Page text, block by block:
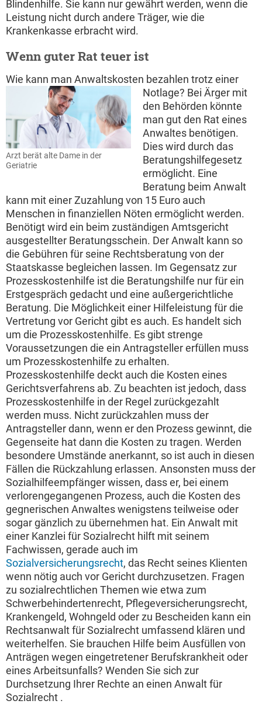
Blindenhilfe. Sie kann nur gewährt werden, wenn die
Leistung nicht durch andere Träger, wie die
Krankenkasse erbracht wird.
Wenn guter Rat teuer ist
Wie kann man Anwaltskosten bezahlen trotz einer
Notlage?
Arzt berät alte Dame in der
Geriatrie
Bei Ärger mit
den Behörden könnte
man gut den Rat eines
Anwaltes benötigen.
Dies wird durch das
Beratungshilfegesetz
ermöglicht. Eine
Beratung beim Anwalt
kann mit einer Zuzahlung von 15 Euro auch
Menschen in finanziellen Nöten ermöglicht werden.
Benötigt wird ein beim zuständigen Amtsgericht
ausgestellter Beratungsschein. Der Anwalt kann so
die Gebühren für seine Rechtsberatung von der
Staatskasse begleichen lassen. Im Gegensatz zur
Prozesskostenhilfe ist die Beratungshilfe nur für ein
Erstgespräch gedacht und eine außergerichtliche
Beratung. Die Möglichkeit einer Hilfeleistung für die
Vertretung vor Gericht gibt es auch. Es handelt sich
um die Prozesskostenhilfe. Es gibt strenge
Voraussetzungen die ein Antragsteller erfüllen muss
um Prozesskostenhilfe zu erhalten.
Prozesskostenhilfe deckt auch die Kosten eines
Gerichtsverfahrens ab. Zu beachten ist jedoch, dass
Prozesskostenhilfe in der Regel zurückgezahlt
werden muss. Nicht zurückzahlen muss der
Antragsteller dann, wenn er den Prozess gewinnt, die
Gegenseite hat dann die Kosten zu tragen. Werden
besondere Umstände anerkannt, so ist auch in diesen
Fällen die Rückzahlung erlassen. Ansonsten muss der
Sozialhilfeempfänger wissen, dass er, bei einem
verlorengegangenen Prozess, auch die Kosten des
gegnerischen Anwaltes wenigstens teilweise oder
sogar gänzlich zu übernehmen hat. Ein Anwalt mit
einer Kanzlei für Sozialrecht hilft mit seinem
Fachwissen, gerade auch im
Sozialversicherungsrecht, das Recht seines Klienten
wenn nötig auch vor Gericht durchzusetzen. Fragen
zu sozialrechtlichen Themen wie etwa zum
Schwerbehindertenrecht, Pflegeversicherungsrecht,
Krankengeld, Wohngeld oder zu Bescheiden kann ein
Rechtsanwalt für Sozialrecht umfassend klären und
weiterhelfen. Sie brauchen Hilfe beim Ausfüllen von
Anträgen wegen eingetretener Berufskrankheit oder
eines Arbeitsunfalls? Wenden Sie sich zur
Durchsetzung Ihrer Rechte an einen Anwalt für
Sozialrecht .